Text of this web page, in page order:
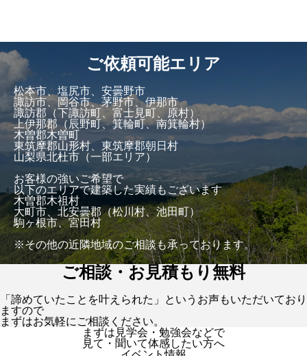
ご依頼可能エリア
松本市、塩尻市、安曇野市
諏訪市、岡谷市、茅野市、伊那市
諏訪郡（下諏訪町、富士見町、原村）
上伊那郡（辰野町、箕輪町、南箕輪村）
木曽郡木曽町
東筑摩郡山形村、東筑摩郡朝日村
山梨県北杜市（一部エリア）
お客様の強いご希望で
以下のエリアで建築した実績もございます
木曽郡木祖村
大町市、北安曇郡（松川村、池田町）
駒ヶ根市、宮田村
※その他の近隣地域のご相談も承っております。
ご相談・お見積もり無料
「諦めていたことを叶えられた」というお声もいただいており
ますので
まずはお気軽にご相談ください。
まずは見学会・勉強会などで
見て・聞いて体感したい方へ